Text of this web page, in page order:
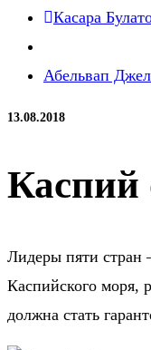
Касара
Абельвап
13.08.2018
Каспий
Лидеры пяти
Каспийского моря,
должна стать